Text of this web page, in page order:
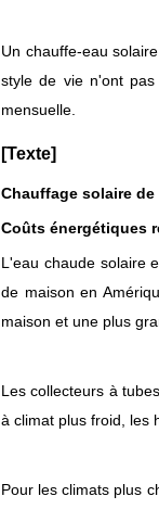
Un chauffe-eau
style de vie n'ont
mensuelle.
[Texte]
Chauffage solaire
Coûts énergétiques
L'eau chaude solaire
de maison en
maison et une plus
Les collecteurs à
à climat plus froid, les
Pour les climats plus